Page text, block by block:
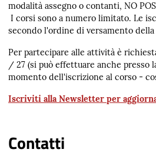
modalità assegno o contanti, NO
I corsi sono a numero limitato. Le
secondo l'ordine di versamento della
Per partecipare alle attività è
/ 27 (si può effettuare anche presso
momento dell'iscrizione al corso -
Iscriviti alla Newsletter per
Contatti